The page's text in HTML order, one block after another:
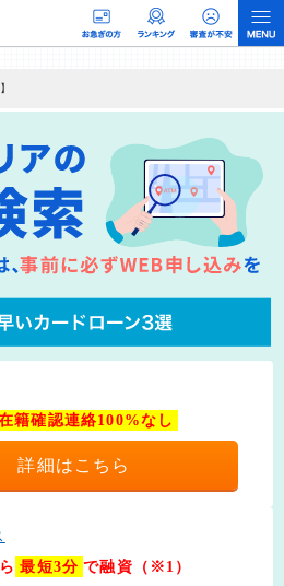
れるという収益モデルです。 ただし、特定の
、当編集部の調査／ユーザーへの口コミ収集な
供を行っています。
籍確認連絡100%なし
詳細はこちら
最短3分 で融資（※1）